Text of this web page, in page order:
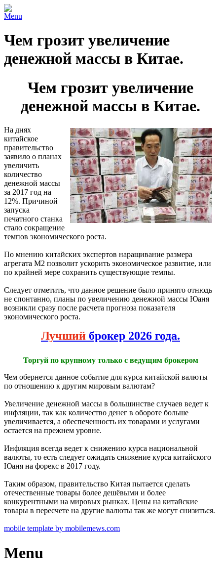
Menu
Чем грозит увеличение
денежной массы в Китае.
Чем грозит увеличение
денежной массы в Китае.
На днях
китайское
правительство
заявило о планах
увеличить
количество
денежной массы
за 2017 год на
12%. Причиной
запуска
печатного станка
стало сокращение
темпов экономического роста.
По мнению китайских экспертов наращивание размера
агрегата М2 позволит ускорить экономическое развитие, или
по крайней мере сохранить существующие темпы.
Следует отметить, что данное решение было принято отнюдь
не спонтанно, планы по увеличению денежной массы Юаня
возникли сразу после расчета прогноза показателя
экономического роста.
Лучший брокер 2026 года.
Торгуй по крупному только с ведущим брокером
Чем обернется данное событие для курса китайской валюты
по отношению к другим мировым валютам?
Увеличение денежной массы в большинстве случаев ведет к
инфляции, так как количество денег в обороте больше
увеличивается, а обеспеченность их товарами и услугами
остается на прежнем уровне.
Инфляция всегда ведет к снижению курса национальной
валюты, то есть следует ожидать снижение курса китайского
Юаня на форекс в 2017 году.
Таким образом, правительство Китая пытается сделать
отечественные товары более дешёвыми и более
конкурентными на мировых рынках. Цены на китайские
товары в пересчете на другие валюты так же могут снизиться.
mobile template by mobilemews.com
Menu